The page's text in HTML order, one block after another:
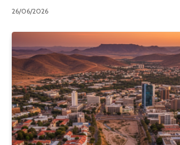
26/06/2026